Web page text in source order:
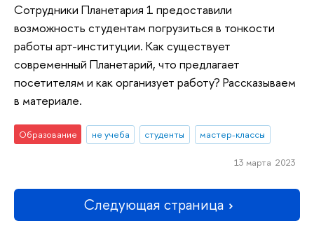
Сотрудники Планетария 1 предоставили
возможность студентам погрузиться в тонкости
работы арт-институции. Как существует
современный Планетарий, что предлагает
посетителям и как организует работу? Рассказываем
в материале.
Образование не учеба студенты мастер-классы
13 марта 2023
Следующая страница